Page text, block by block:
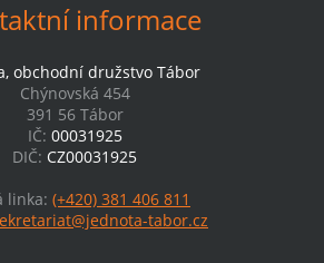
informace
obchodní družstvo Tábor
Chýnovská 454
391 56 Tábor
IČ: 00031925
DIČ: CZ00031925
linka: (+420) 381 406 811
tabor.cz